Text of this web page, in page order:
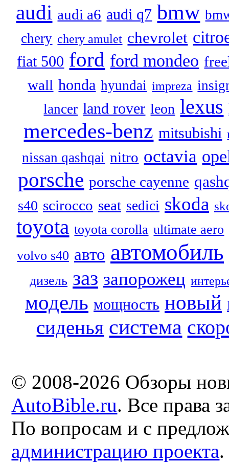
audi audi a6 audi q7 bmw
chery chery amulet chevrolet
fiat 500 ford ford mondeo
wall honda hyundai impreza
lancer land rover leon lexus
mercedes-benz mitsubishi
nissan qashqai nitro octavia
porsche porsche cayenne
s40 scirocco seat sedici skoda
toyota toyota corolla ultimate aero
volvo s40 авто автомобиль
дизель заз запорожец
модель мощность новый
сиденья система
© 2008-2026 Обзоры
AutoBible.ru. Все права
По вопросам и с
администрацию проекта.